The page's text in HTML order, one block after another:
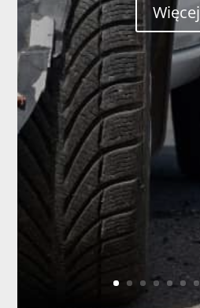
Więcej